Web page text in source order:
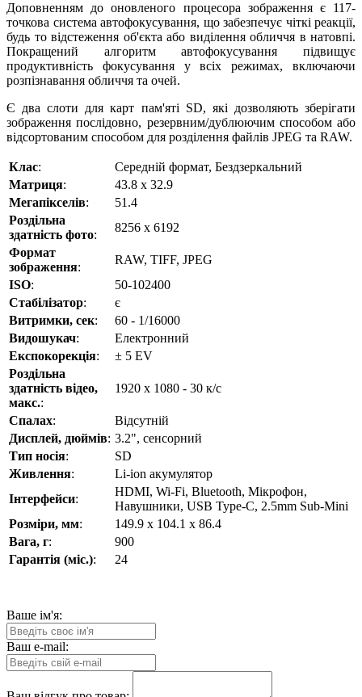
Доповненням до оновленого процесора зображення є 117-
точкова система автофокусування, що забезпечує чіткі реакції,
будь то відстеження об'єкта або виділення обличчя в натовпі.
Покращений алгоритм автофокусування підвищує
продуктивність фокусування у всіх режимах, включаючи
розпізнавання обличчя та очей.
Є два слоти для карт пам'яті SD, які дозволяють зберігати
зображення послідовно, резервним/дублюючим способом або
відсортованим способом для розділення файлів JPEG та RAW.
Клас:
Середній формат, Бездзеркальний
Матриця:
43.8 x 32.9
Мегапікселів:
51.4
Роздільна
здатність фото:
8256 x 6192
Формат
зображення:
RAW, TIFF, JPEG
ISO:
50-102400
Стабілізатор:
є
Витримки, сек:
60 - 1/16000
Видошукач:
Електронний
Експокорекція:
± 5 EV
Роздільна
здатність відео,
макс.:
1920 x 1080 - 30 к/с
Спалах:
Відсутній
Дисплей, дюймів: 3.2", сенсорний
Тип носія:
SD
Живлення:
Li-ion акумулятор
Інтерфейси:
HDMI, Wi-Fi, Bluetooth, Мікрофон,
Навушники, USB Type-C, 2.5mm Sub-Mini
Розміри, мм:
149.9 x 104.1 x 86.4
Вага, г:
900
Гарантія (міс.): 24
Ваше ім'я:
Ваш e-mail: